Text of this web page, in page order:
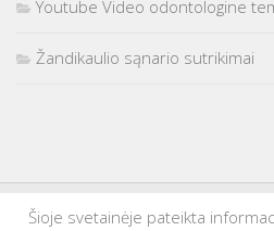
Youtube Video odontologine
Žandikaulio sąnario sutrikimai
Šioje svetainėje pateikta